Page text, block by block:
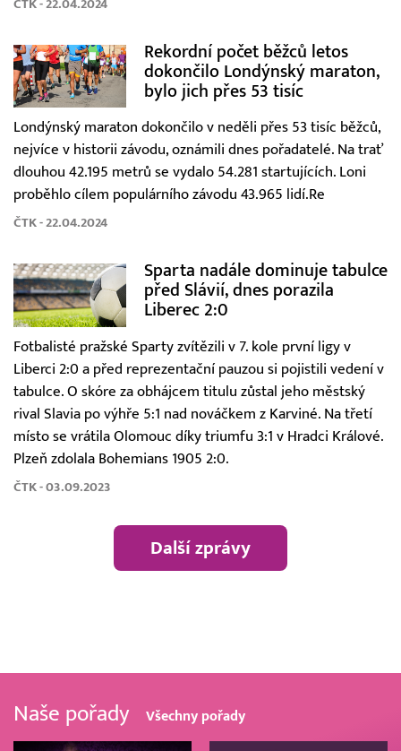
ČTK - 22.04.2024
Rekordní počet běžců letos
dokončilo Londýnský maraton,
bylo jich přes 53 tisíc
Londýnský maraton dokončilo v neděli přes 53 tisíc běžců,
nejvíce v historii závodu, oznámili dnes pořadatelé. Na trať
dlouhou 42.195 metrů se vydalo 54.281 startujících. Loni
proběhlo cílem populárního závodu 43.965 lidí.Re
ČTK - 22.04.2024
Sparta nadále dominuje tabulce
před Slávií, dnes porazila
Liberec 2:0
Fotbalisté pražské Sparty zvítězili v 7. kole první ligy v
Liberci 2:0 a před reprezentační pauzou si pojistili vedení v
tabulce. O skóre za obhájcem titulu zůstal jeho městský
rival Slavia po výhře 5:1 nad nováčkem z Karviné. Na třetí
místo se vrátila Olomouc díky triumfu 3:1 v Hradci Králové.
Plzeň zdolala Bohemians 1905 2:0.
ČTK - 03.09.2023
Další zprávy
Naše pořady Všechny pořady